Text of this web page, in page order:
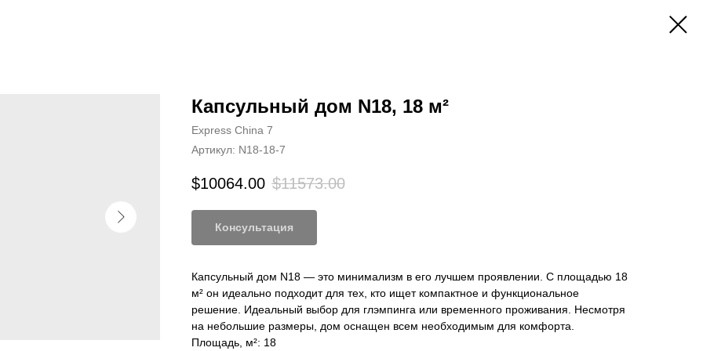
Капсульный дом N18, 18 м²
Express China 7
Артикул: N18-18-7
$10064.00 $11573.00
Консультация
Капсульный дом N18 — это минимализм в его лучшем проявлении. С площадью 18
м² он идеально подходит для тех, кто ищет компактное и функциональное
решение. Идеальный выбор для глэмпинга или временного проживания. Несмотря
на небольшие размеры, дом оснащен всем необходимым для комфорта.
Площадь, м²: 18